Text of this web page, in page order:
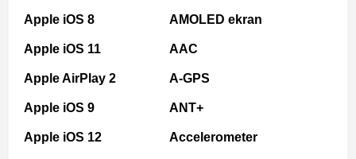
Apple iOS 8
Apple iOS 11
Apple AirPlay 2
Apple iOS 9
Apple iOS 12
AMOLED ekran
AAC
A-GPS
ANT+
Accelerometer